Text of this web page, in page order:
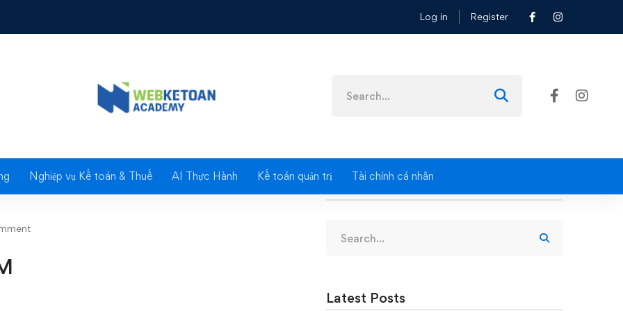
Log in Register
for:
Nghiệp vụ Kế toán & Thuế AI Thực Hành Kế toán quản trị Tài chính cá nhân
for:
Latest Posts